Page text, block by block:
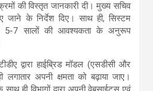
की विस्तृत जानकारी दी। मुख्य सचिव
जाने के निर्देश दिए। साथ ही, सिस्टम
7 सालों की आवश्यकता के अनुरूप
द्वारा हाईब्रिड मॉडल (एसडीसी और
अपनी क्षमता को बढ़ाया जाए।